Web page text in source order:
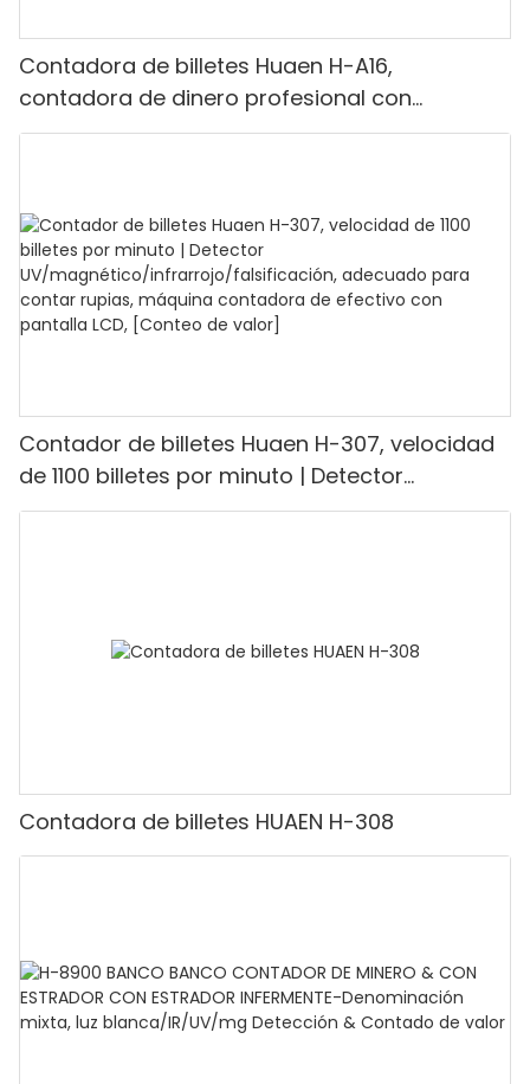
Contadora de billetes Huaen H-A16,
contadora de dinero profesional con
detección UV/MG/IR/DD, capacidad para
restaurantes.
Contador de billetes Huaen H-307, velocidad
de 1100 billetes por minuto | Detector
UV/magnético/infrarrojo/falsificación,
Contadora de billetes HUAEN H-308